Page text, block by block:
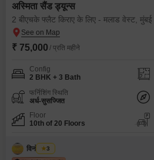
अस्मिता सैंड ड्यून्स
2 बीएचके फ्लैट किराए के लिए - मलाड वेस्ट, मुंबई
₹ 75,000 / प्रति महीने
Config
2 BHK + 3 Bath
फर्निशिंग स्थिति
अर्ध-सुसज्जित
Floor
10th of 20 Floors
विनोद पटेल
3